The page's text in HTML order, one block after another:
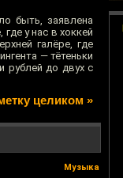
быть, заявлена
у нас в хоккей
галёре, где
— тётеньки
рублей до двух с
целиком »
Музыка